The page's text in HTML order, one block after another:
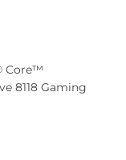
Core™
8118 Gaming